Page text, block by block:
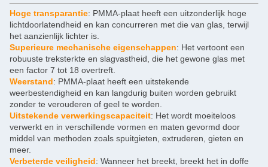
Hoge transparantie: PMMA-plaat heeft een uitzonderlijk hoge
lichtdoorlatendheid en kan concurreren met die van glas, terwijl
het aanzienlijk lichter is.
Superieure mechanische eigenschappen: Het vertoont een
robuuste treksterkte en slagvastheid, die het gewone glas met
een factor 7 tot 18 overtreft.
Weerstand: PMMA-plaat heeft een uitstekende
weerbestendigheid en kan langdurig buiten worden gebruikt
zonder te verouderen of geel te worden.
Uitstekende verwerkingscapaciteit: Het wordt moeiteloos
verwerkt en in verschillende vormen en maten gevormd door
middel van methoden zoals spuitgieten, extruderen, gieten en
meer.
Verbeterde veiligheid: Wanneer het breekt, breekt het in doffe